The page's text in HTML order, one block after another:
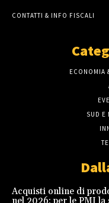
CONTATTI & INFO FISCALI
ECONOMIA
SUD E
Acquisti online di